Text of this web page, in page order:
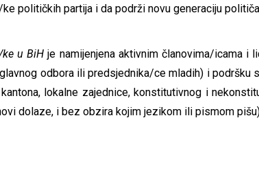
političkih partija i da podrži novu generaciju
u BiH je namijenjena aktivnim članovima/icama
odbora ili predsjednika/ce mladih) i
lokalne zajednice, konstitutivnog i
dolaze, i bez obzira kojim jezikom ili pismom